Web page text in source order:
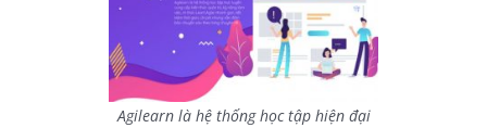
Agilearn là hệ thống học tập hiện đại